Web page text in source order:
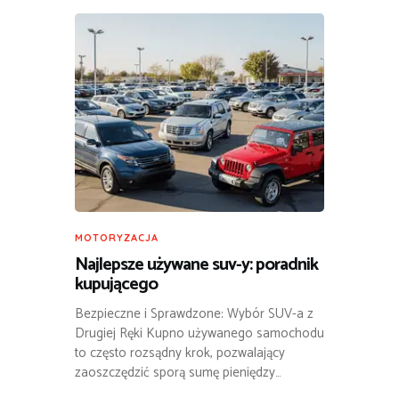
MOTORYZACJA
Najlepsze używane suv-y: poradnik
kupującego
Bezpieczne i Sprawdzone: Wybór SUV-a z
Drugiej Ręki Kupno używanego samochodu
to często rozsądny krok, pozwalający
zaoszczędzić sporą sumę pieniędzy…